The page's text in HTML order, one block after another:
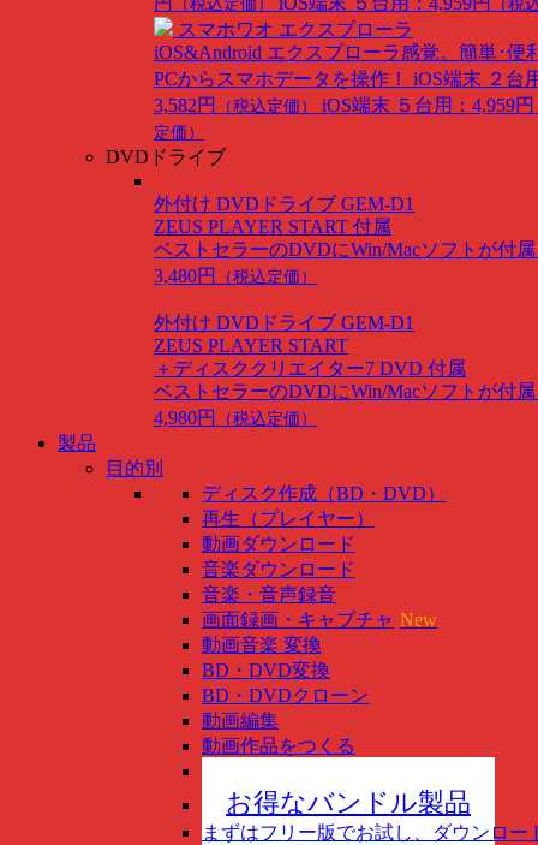
スマホワオ エクスプローラ
iOS&Android エクスプローラ感覚。簡単･便
PCからスマホデータを操作！ iOS端末 ２台
3,582円
（税込定価） iOS端末 ５台用：4,959円
定価）
DVDドライブ
外付け DVDドライブ GEM-D1
ZEUS PLAYER START 付属
ベストセラーのDVDにWin/Macソフトが付
3,480円
（税込定価）
外付け DVDドライブ GEM-D1
ZEUS PLAYER START
＋ディスククリエイター7 DVD 付属
ベストセラーのDVDにWin/Macソフトが付
4,980円
（税込定価）
製品
目的別
ディスク作成（BD・DVD）
再生（プレイヤー）
動画ダウンロード
音楽ダウンロード
音楽・音声録音
画面録画・キャプチャ New
動画音楽 変換
BD・DVD変換
BD・DVDクローン
動画編集
動画作品をつくる
お得なバンドル製品
まずはフリー版でお試し、ダウンロー